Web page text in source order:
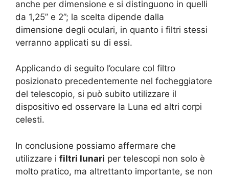
anche per dimensione e si distinguono in quelli
da 1,25” e 2”; la scelta dipende dalla
dimensione degli oculari, in quanto i filtri stessi
verranno applicati su di essi.
Applicando di seguito l’oculare col filtro
posizionato precedentemente nel focheggiatore
del telescopio, si può subito utilizzare il
dispositivo ed osservare la Luna ed altri corpi
celesti.
In conclusione possiamo affermare che
utilizzare i filtri lunari per telescopi non solo è
molto pratico, ma altrettanto importante, se non